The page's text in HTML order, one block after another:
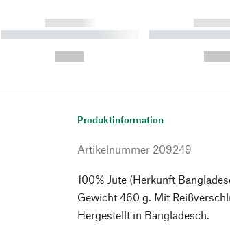
------------
----------- ----------- ----------
-----------
Produktinformation
Artikelnummer 209249
100% Jute (Herkunft
Gewicht 460 g. Mit
Hergestellt in Bangladesch.